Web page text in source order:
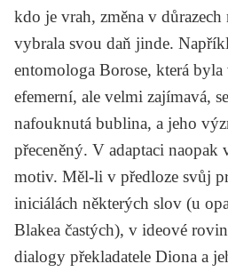
kdo je vrah, změna v důrazech
vybrala svou daň jinde.
entomologa Borose, která byla
efemerní, ale velmi zajímavá,
nafouknutá bublina, a jeho
přeceněný. V adaptaci
motiv. Měl-li v předloze svůj
iniciálách některých slov (u
Blakea častých), v ideové
dialogy překladatele Diona a